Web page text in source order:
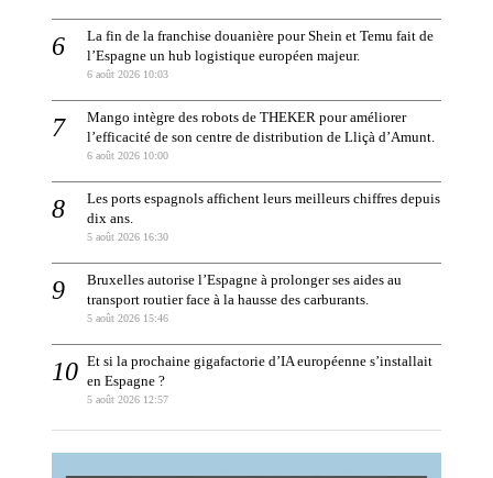
La fin de la franchise douanière pour Shein et Temu fait de
l’Espagne un hub logistique européen majeur.
6 août 2026 10:03
Mango intègre des robots de THEKER pour améliorer
l’efficacité de son centre de distribution de Lliçà d’Amunt.
6 août 2026 10:00
Les ports espagnols affichent leurs meilleurs chiffres depuis
dix ans.
5 août 2026 16:30
Bruxelles autorise l’Espagne à prolonger ses aides au
transport routier face à la hausse des carburants.
5 août 2026 15:46
Et si la prochaine gigafactorie d’IA européenne s’installait
en Espagne ?
5 août 2026 12:57